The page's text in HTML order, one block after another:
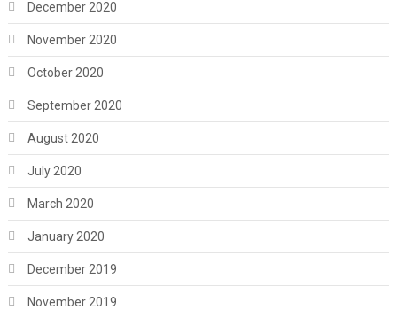
December 2020
November 2020
October 2020
September 2020
August 2020
July 2020
March 2020
January 2020
December 2019
November 2019